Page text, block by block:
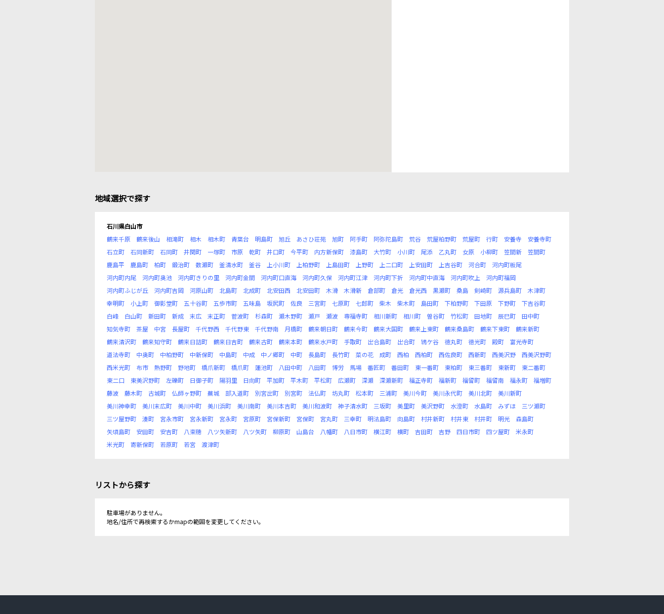
地域選択で探す
石川県白山市
鶴来千原
鶴来後山 相滝町 相木 相木町 青葉台 明島町 旭丘 あさひ荘苑 旭町 阿手町 阿弥陀島町 荒谷 荒屋柏野町 荒屋町 行町 安養寺
安養寺町
石立町
石同新町 石同町 井関町 一塚町 市原 乾町 井口町 今平町 内方新保町 漆島町 大竹町 小川町 尾添 乙丸町 女原 小柳町 笠間新
笠間町
鹿島平
鹿島町 柏町 鍛治町 数瀬町 釜清水町 釜谷 上小川町 上柏野町 上島田町 上野町 上二口町 上安田町 上吉谷町 河合町
河内町板尾
河内町内尾
河内町奥池 河内町きりの里 河内町金間 河内町口直海 河内町久保 河内町江津 河内町下折 河内町中直海 河内町吹上
河内町福岡
河内町ふじが丘
河内町吉岡 河原山町 北島町 北成町 北安田西 北安田町 木滑 木滑新 倉部町 倉光 倉光西 黒瀬町 桑島 剣崎町 源兵島町
木津町
幸明町
小上町 御影堂町 五十谷町 五歩市町 五味島 坂尻町 佐良 三宮町 七原町 七郎町 柴木 柴木町 島田町 下柏野町 下田原 下野町
下吉谷町
白峰
白山町 新田町 新成 末広 末正町 菅波町 杉森町 瀬木野町 瀬戸 瀬波 専福寺町 相川新町 相川町 曽谷町 竹松町 田地町 辰巳町
田中町
知気寺町
茶屋 中宮 長屋町 千代野西 千代野東 千代野南 月橋町 鶴来朝日町 鶴来今町 鶴来大国町 鶴来上東町 鶴来桑島町 鶴来下東町
鶴来新町
鶴来清沢町
鶴来知守町 鶴来日詰町 鶴来日吉町 鶴来古町 鶴来本町 鶴来水戸町 手取町 出合島町 出合町 鴇ケ谷 徳丸町 徳光町 殿町
富光寺町
道法寺町
中奥町 中柏野町 中新保町 中島町 中成 中ノ郷町 中町 長島町 長竹町 菜の花 成町 西柏 西柏町 西佐良町 西新町 西美沢野
西美沢野町
西米光町
布市 熱野町 野地町 橋爪新町 橋爪町 蓮池町 八田中町 八田町 博労 馬場 番匠町 番田町 東一番町 東柏町 東三番町 東新町
東二番町
東二口
東美沢野町 左礫町 日御子町 陽羽里 日向町 平加町 平木町 平松町 広瀬町 深瀬 深瀬新町 福正寺町 福新町 福留町 福留南 福永町
福増町
藤波
藤木町 古城町 仏師ヶ野町 蕪城 部入道町 別宮出町 別宮町 法仏町 坊丸町 松本町 三浦町 美川今町 美川永代町 美川北町
美川新町
美川神幸町
美川末広町 美川中町 美川浜町 美川南町 美川本吉町 美川和波町 神子清水町 三坂町 美里町 美沢野町 水澄町 水島町 みずほ
三ツ瀬町
三ツ屋野町
湊町 宮永市町 宮永新町 宮永町 宮原町 宮保新町 宮保町 宮丸町 三幸町 明法島町 向島町 村井新町 村井東 村井町 明光
森島町
矢頃島町
安田町 安吉町 八束穂 八ツ矢新町 八ツ矢町 柳原町 山島台 八幡町 八日市町 横江町 横町 吉田町 吉野 四日市町 四ツ屋町
米永町
米光町
寄新保町 若原町 若宮 渡津町
リストから探す
駐車場がありません。
地名/住所で再検索するかmapの範囲を変更してください。